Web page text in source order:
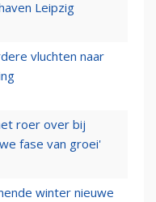
Leipzig
vluchten naar
roer over bij
fase van groei'
winter nieuwe